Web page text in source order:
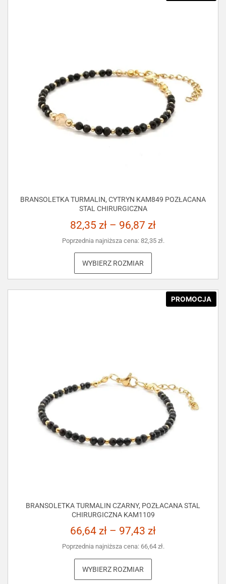
BRANSOLETKA TURMALIN, CYTRYN KAM849 POZŁACANA
STAL CHIRURGICZNA
82,35 zł – 96,87 zł
Poprzednia najniższa cena: 82,35 zł.
WYBIERZ ROZMIAR
PROMOCJA
BRANSOLETKA TURMALIN CZARNY, POZŁACANA STAL
CHIRURGICZNA KAM1109
66,64 zł – 97,43 zł
Poprzednia najniższa cena: 66,64 zł.
WYBIERZ ROZMIAR